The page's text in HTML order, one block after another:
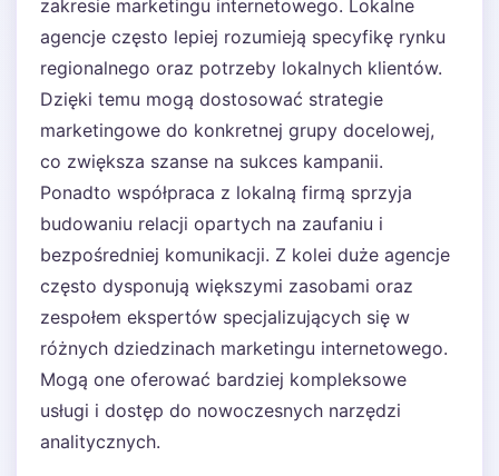
zakresie marketingu internetowego. Lokalne
agencje często lepiej rozumieją specyfikę rynku
regionalnego oraz potrzeby lokalnych klientów.
Dzięki temu mogą dostosować strategie
marketingowe do konkretnej grupy docelowej,
co zwiększa szanse na sukces kampanii.
Ponadto współpraca z lokalną firmą sprzyja
budowaniu relacji opartych na zaufaniu i
bezpośredniej komunikacji. Z kolei duże agencje
często dysponują większymi zasobami oraz
zespołem ekspertów specjalizujących się w
różnych dziedzinach marketingu internetowego.
Mogą one oferować bardziej kompleksowe
usługi i dostęp do nowoczesnych narzędzi
analitycznych.